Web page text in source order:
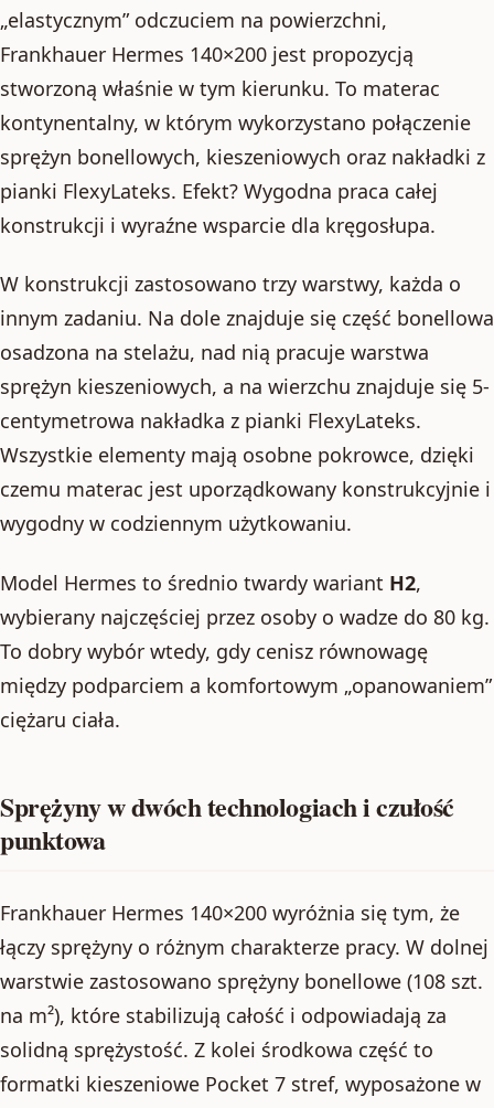
„elastycznym” odczuciem na powierzchni,
Frankhauer Hermes 140×200 jest propozycją
stworzoną właśnie w tym kierunku. To materac
kontynentalny, w którym wykorzystano połączenie
sprężyn bonellowych, kieszeniowych oraz nakładki z
pianki FlexyLateks. Efekt? Wygodna praca całej
konstrukcji i wyraźne wsparcie dla kręgosłupa.
W konstrukcji zastosowano trzy warstwy, każda o
innym zadaniu. Na dole znajduje się część bonellowa
osadzona na stelażu, nad nią pracuje warstwa
sprężyn kieszeniowych, a na wierzchu znajduje się 5-
centymetrowa nakładka z pianki FlexyLateks.
Wszystkie elementy mają osobne pokrowce, dzięki
czemu materac jest uporządkowany konstrukcyjnie i
wygodny w codziennym użytkowaniu.
Model Hermes to średnio twardy wariant H2,
wybierany najczęściej przez osoby o wadze do 80 kg.
To dobry wybór wtedy, gdy cenisz równowagę
między podparciem a komfortowym „opanowaniem”
ciężaru ciała.
Sprężyny w dwóch technologiach i czułość
punktowa
Frankhauer Hermes 140×200 wyróżnia się tym, że
łączy sprężyny o różnym charakterze pracy. W dolnej
warstwie zastosowano sprężyny bonellowe (108 szt.
na m²), które stabilizują całość i odpowiadają za
solidną sprężystość. Z kolei środkowa część to
formatki kieszeniowe Pocket 7 stref, wyposażone w